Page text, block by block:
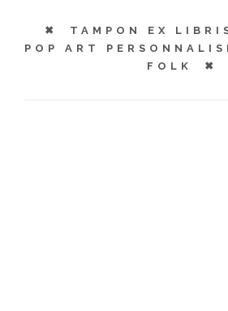
TAMPON EX
POP ART
FOLK